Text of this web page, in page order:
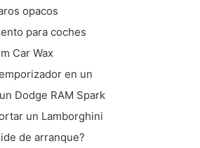
opacos
para coches
Car Wax
en un
Dodge RAM Spark
un Lamborghini
de arranque?